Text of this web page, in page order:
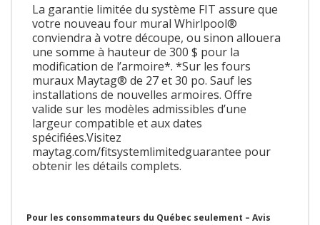
La garantie limitée du système FIT assure que
votre nouveau four mural Whirlpool®
conviendra à votre découpe, ou sinon allouera
une somme à hauteur de 300 $ pour la
modification de l’armoire*. *Sur les fours
muraux Maytag® de 27 et 30 po. Sauf les
installations de nouvelles armoires. Offre
valide sur les modèles admissibles d’une
largeur compatible et aux dates
spécifiées.Visitez
maytag.com/fitsystemlimitedguarantee pour
obtenir les détails complets.
Pour les consommateurs du Québec seulement – Avis